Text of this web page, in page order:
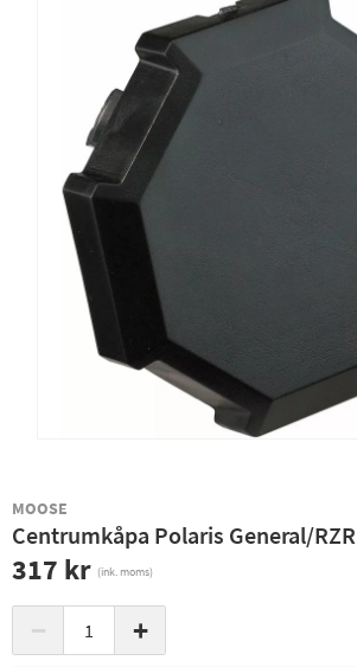
MOOSE
Centrumkåpa Polaris General/RZR
317 kr (ink. moms)
− +